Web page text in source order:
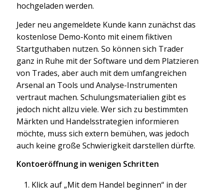
hochgeladen werden.
Jeder neu angemeldete Kunde kann zunächst das
kostenlose Demo-Konto mit einem fiktiven
Startguthaben nutzen. So können sich Trader
ganz in Ruhe mit der Software und dem Platzieren
von Trades, aber auch mit dem umfangreichen
Arsenal an Tools und Analyse-Instrumenten
vertraut machen. Schulungsmaterialien gibt es
jedoch nicht allzu viele. Wer sich zu bestimmten
Märkten und Handelsstrategien informieren
möchte, muss sich extern bemühen, was jedoch
auch keine große Schwierigkeit darstellen dürfte.
Kontoeröffnung in wenigen Schritten
Klick auf „Mit dem Handel beginnen“ in der